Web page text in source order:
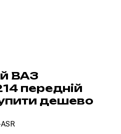
ВАЗ
передній
дешево